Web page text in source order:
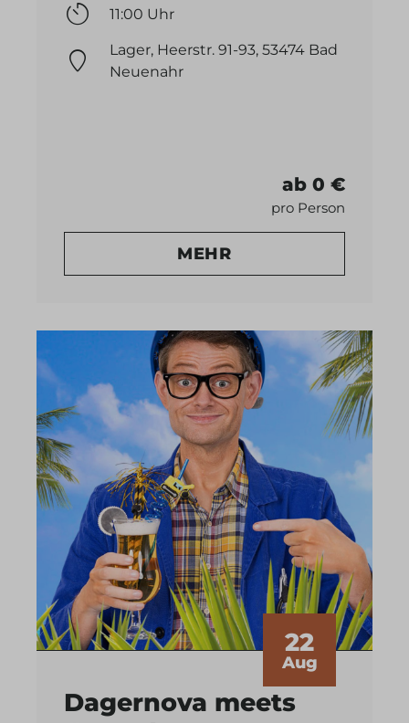
11:00 Uhr
Lager, Heerstr. 91-93, 53474 Bad
Neuenahr
ab 0 €
pro Person
MEHR
22
Aug
Dagernova meets